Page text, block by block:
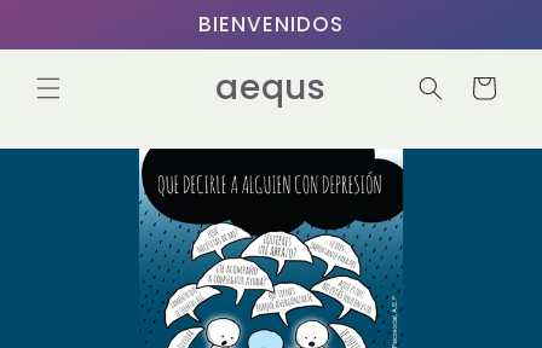
al contenido
BIENVENIDOS
aequs Carrito